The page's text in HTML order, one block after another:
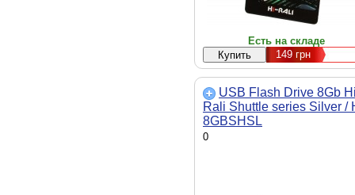
Есть на складе
149грн
USB Flash Drive 8Gb
Rali Shuttle series Silver /
8GBSHSL
0